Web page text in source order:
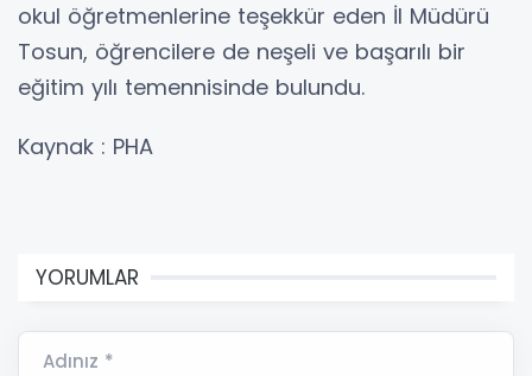
okul öğretmenlerine teşekkür eden İl Müdürü
Tosun, öğrencilere de neşeli ve başarılı bir
eğitim yılı temennisinde bulundu.
Kaynak : PHA
YORUMLAR
Adınız *